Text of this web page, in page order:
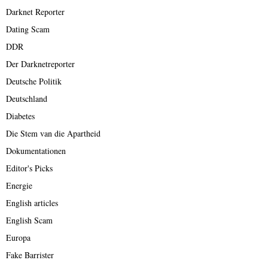
Darknet Reporter
Dating Scam
DDR
Der Darknetreporter
Deutsche Politik
Deutschland
Diabetes
Die Stem van die Apartheid
Dokumentationen
Editor's Picks
Energie
English articles
English Scam
Europa
Fake Barrister